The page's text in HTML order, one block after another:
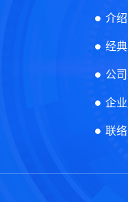
介
经
公
企
联